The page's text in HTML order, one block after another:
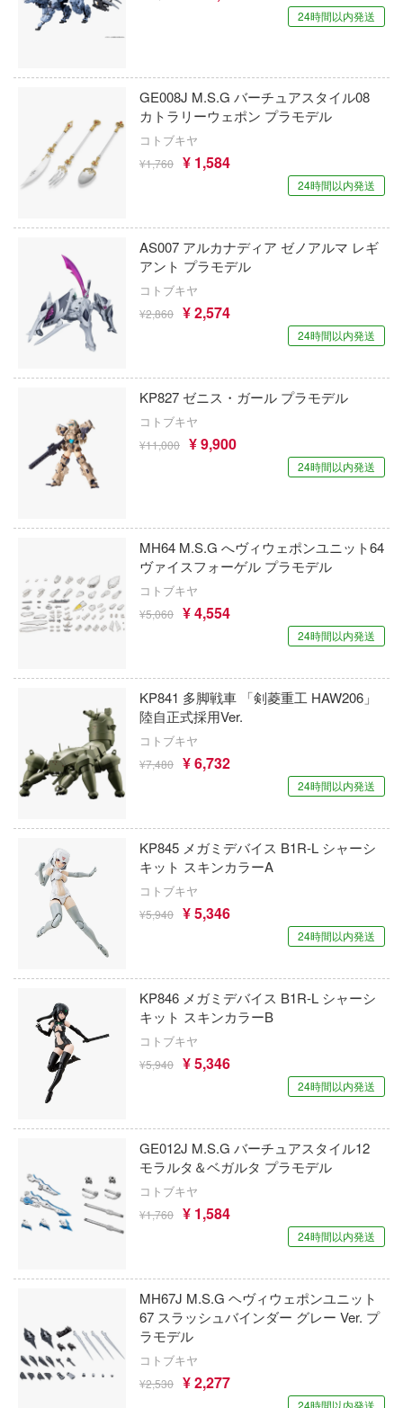
24時間以内発送
GE008J M.S.G バーチュアスタイル08
カトラリーウェポン プラモデル
コトブキヤ
¥1,760 ¥ 1,584
24時間以内発送
AS007 アルカナディア ゼノアルマ レギ
アント プラモデル
コトブキヤ
¥2,860 ¥ 2,574
24時間以内発送
KP827 ゼニス・ガール プラモデル
コトブキヤ
¥11,000 ¥ 9,900
24時間以内発送
MH64 M.S.G へヴィウェポンユニット64
ヴァイスフォーゲル プラモデル
コトブキヤ
¥5,060 ¥ 4,554
24時間以内発送
KP841 多脚戦車 「剣菱重工 HAW206」
陸自正式採用Ver.
コトブキヤ
¥7,480 ¥ 6,732
24時間以内発送
KP845 メガミデバイス B1R-L シャーシ
キット スキンカラーA
コトブキヤ
¥5,940 ¥ 5,346
24時間以内発送
KP846 メガミデバイス B1R-L シャーシ
キット スキンカラーB
コトブキヤ
¥5,940 ¥ 5,346
24時間以内発送
GE012J M.S.G バーチュアスタイル12
モラルタ＆ベガルタ プラモデル
コトブキヤ
¥1,760 ¥ 1,584
24時間以内発送
MH67J M.S.G ヘヴィウェポンユニット
67 スラッシュバインダー グレー Ver. プ
ラモデル
コトブキヤ
¥2,530 ¥ 2,277
24時間以内発送
鬼灯の冷徹
ぼっち・ざ・ろっく!
崩壊シリーズ
僕のヒーローアカデミア
MARVEL (マーベル)
魔法少女まどかマギカ
魔法少女にあこがれて
魔女の旅々
負けヒロインが多すぎる！
魔法少女ノ魔女裁判
魔動王グランゾート
魔弾戦記リュウケンドー
Machinen Krieger(マシーネンクリーガー)
マブラヴ
マジンガーシリーズ
ミニオンズ
無職転生 ～異世界行ったら本気だす～
無限邂逅メガロマリア
名探偵コナン
メタファー:リファンタジオ
メカトロウィーゴ
メダロット
メガミデバイス
鳴潮
ケンファイ
KEYAKI Hobby
ゲートウェイ・オートアート・ジャパン
KEMO
プラッツ×ケンクラフト
KKスケール
ケス
ニー)
国際貿易
コッパーステートモデル(ビーバーコーポ
コーギー
COSMOS SORA STUDIO
KOITAKE
コータリモデルス(ビーバーコーポレーシ
光栄堂
コラモデルス(ビーバーコーポレーション)
ーション)
ゴッドハンド
SUNRISEPOP
サイバーホビー
サイバーエージェント
サルビノスJRモデルズ(プラッツ)
ザ・ボディ(ビーバーコーポレーション)
斎藤塗料株式会社
サルボモデル(VIC)
サン・ディテール(ビーバーコーポレーシ
サンスター
ィーゴ
バイス
ーハンター
の青春ラブコメはまちがっている
デュエルモンスターズ
ン△
書
ライトルーパー
ッチ
ソラ
07式戦車 なっちん
・リコイル
から始める異世界生活
ーモリー
：1999
シリーズ
剣心
マン